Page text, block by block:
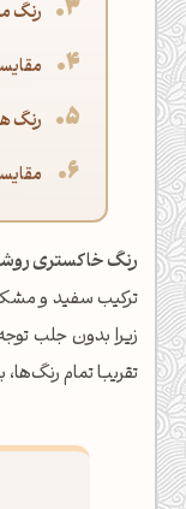
رنگ
رنگ
رنگ خاکستری
ترکیب سفید و
زیرا بدون جلب
تقریبا تمام